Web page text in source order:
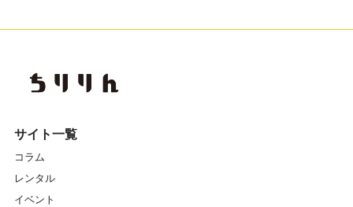
サイト一覧
コラム
レンタル
イベント